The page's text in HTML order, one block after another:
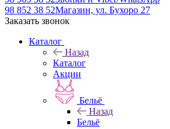
98 852 38 52Магазин, ул. Бухоро 27
Заказать звонок
Каталог
Назад
Каталог
Акции
Бельё
Назад
Бельё